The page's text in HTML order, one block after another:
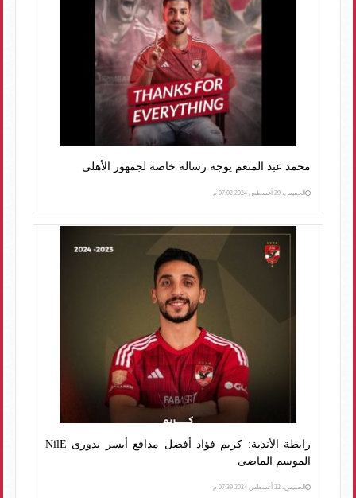
محمد عبد المنعم يوجه رسالة خاصة لجمهور الأهلى
الخميس، 29 أغسطس 2024 07:02 م
رابطة الأندية: كريم فؤاد أفضل مدافع أيسر بدورى NilE
الموسم الماضى
الخميس، 22 أغسطس 2024 07:39 م